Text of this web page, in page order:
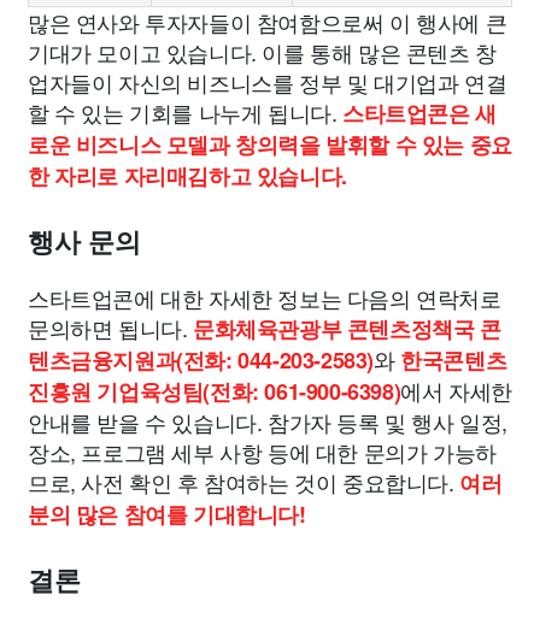
많은 연사와 투자자들이 참여함으로써 이 행사에 큰
기대가 모이고 있습니다. 이를 통해 많은 콘텐츠 창
업자들이 자신의 비즈니스를 정부 및 대기업과 연결
할 수 있는 기회를 나누게 됩니다. 스타트업콘은 새
로운 비즈니스 모델과 창의력을 발휘할 수 있는 중요
한 자리로 자리매김하고 있습니다.
행사 문의
스타트업콘에 대한 자세한 정보는 다음의 연락처로
문의하면 됩니다. 문화체육관광부 콘텐츠정책국 콘
텐츠금융지원과(전화: 044-203-2583)와한국콘텐츠
진흥원 기업육성팀(전화: 061-900-6398)에서 자세한
안내를 받을 수 있습니다. 참가자 등록 및 행사 일정,
장소, 프로그램 세부 사항 등에 대한 문의가 가능하
므로, 사전 확인 후 참여하는 것이 중요합니다. 여러
분의 많은 참여를 기대합니다!
결론